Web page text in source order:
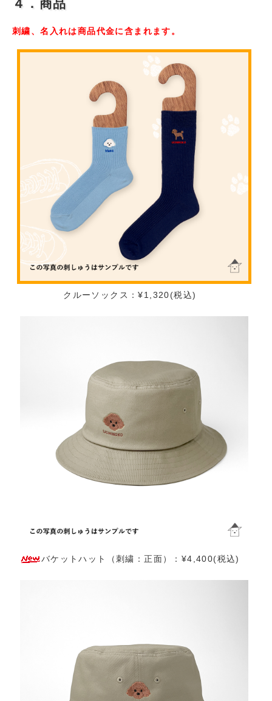
４．商品
刺繍、名入れは商品代金に含まれます。
クルーソックス：¥1,320(税込)
バケットハット（刺繍：正面）：¥4,400(税込)